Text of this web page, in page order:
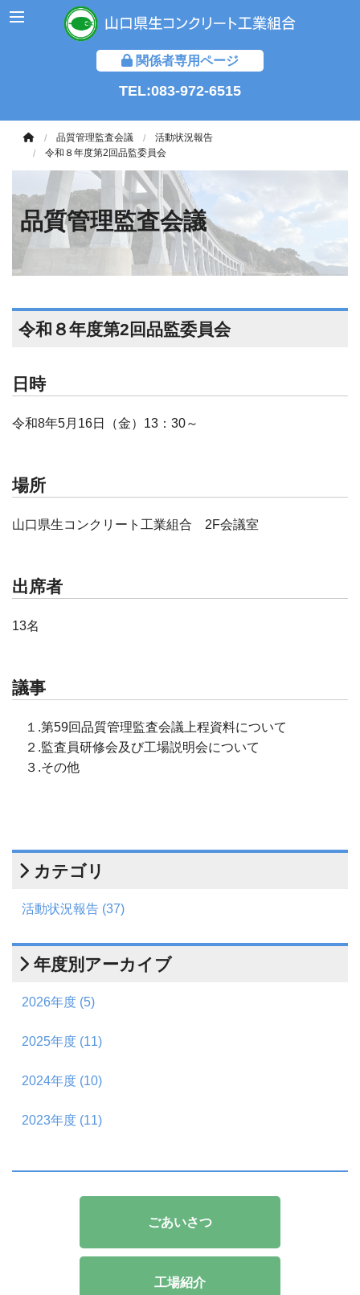
関係者専用ページ
TEL:083-972-6515
品質管理監査会議
活動状況報告
令和８年度第2回品監委員会
品質管理監査会議
令和８年度第2回品監委員会
日時
令和8年5月16日（金）13：30～
場所
山口県生コンクリート工業組合 2F会議室
出席者
13名
議事
１.第59回品質管理監査会議上程資料について
２.監査員研修会及び工場説明会について
３.その他
カテゴリ
活動状況報告 (37)
年度別アーカイブ
2026年度 (5)
2025年度 (11)
2024年度 (10)
2023年度 (11)
ごあいさつ
工場紹介